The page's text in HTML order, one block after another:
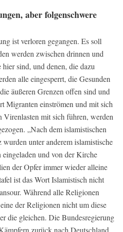
aber folgenschwere
ist verloren gegangen. Es soll
werden zwischen drinnen und
sind, und denen, die dazu
alle eingesperrt, die Gesunden
äußeren Grenzen offen sind und
Migranten einströmen und mit sich
Virenlasten mit sich führen, werden
„Nach dem islamistischen
unter anderem islamistische
und von der Kirche
der Opfer immer wieder alleine
ist das Wort Islamistisch nicht
Während alle Religionen
der Religionen nicht um diese
die gleichen. Die Bundesregierung
zurück nach Deutschland.